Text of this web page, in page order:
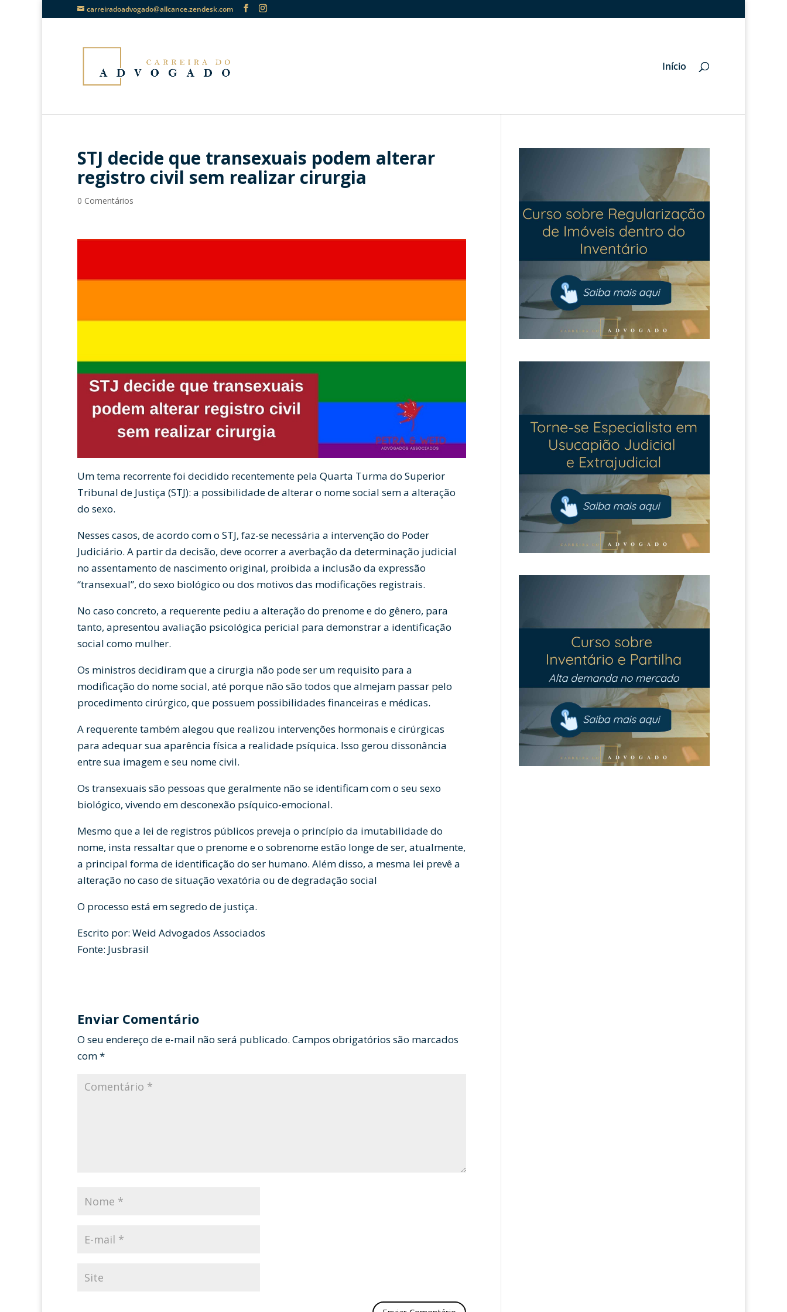
carreiradoadvogado@allcance.zendesk.com
Início
STJ decide que transexuais podem alterar
registro civil sem realizar cirurgia
0 Comentários
Um tema recorrente foi decidido recentemente pela Quarta Turma do Superior
Tribunal de Justiça (STJ): a possibilidade de alterar o nome social sem a alteração
do sexo.
Nesses casos, de acordo com o STJ, faz-se necessária a intervenção do Poder
Judiciário. A partir da decisão, deve ocorrer a averbação da determinação judicial
no assentamento de nascimento original, proibida a inclusão da expressão
“transexual”, do sexo biológico ou dos motivos das modificações registrais.
No caso concreto, a requerente pediu a alteração do prenome e do gênero, para
tanto, apresentou avaliação psicológica pericial para demonstrar a identificação
social como mulher.
Os ministros decidiram que a cirurgia não pode ser um requisito para a
modificação do nome social, até porque não são todos que almejam passar pelo
procedimento cirúrgico, que possuem possibilidades financeiras e médicas.
A requerente também alegou que realizou intervenções hormonais e cirúrgicas
para adequar sua aparência física a realidade psíquica. Isso gerou dissonância
entre sua imagem e seu nome civil.
Os transexuais são pessoas que geralmente não se identificam com o seu sexo
biológico, vivendo em desconexão psíquico-emocional.
Mesmo que a lei de registros públicos preveja o princípio da imutabilidade do
nome, insta ressaltar que o prenome e o sobrenome estão longe de ser, atualmente,
a principal forma de identificação do ser humano. Além disso, a mesma lei prevê a
alteração no caso de situação vexatória ou de degradação social
O processo está em segredo de justiça.
Escrito por: Weid Advogados Associados
Fonte: Jusbrasil
Enviar Comentário
O seu endereço de e-mail não será publicado. Campos obrigatórios são marcados
com*